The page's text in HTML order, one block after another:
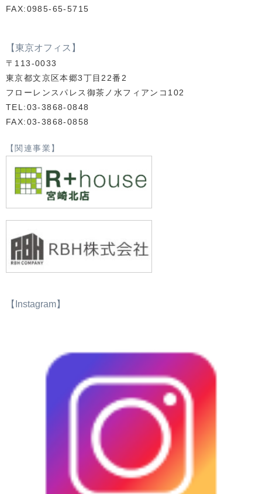
FAX:0985-65-5715
【東京オフィス】
〒113-0033
東京都文京区本郷3丁目22番2
フローレンスパレス御茶ノ水フィアンコ102
TEL:03-3868-0848
FAX:03-3868-0858
【関連事業】
【Instagram】